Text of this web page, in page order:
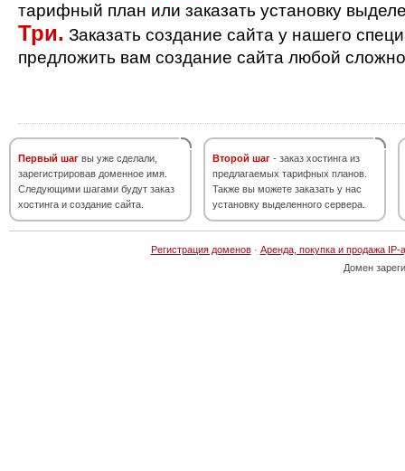
тарифный план или заказать установку
Три. Заказать создание сайта у нашего
предложить вам создание сайта любой
Первый шаг вы уже сделали,
зарегистрировав доменное имя.
Следующими шагами будут заказ
хостинга и создание сайта.
Второй шаг - заказ хостинга из
предлагаемых тарифных планов.
Также вы можете заказать у нас
установку выделенного сервера.
Регистрация доменов· Аренда, покупка и продажа IP-
Домен